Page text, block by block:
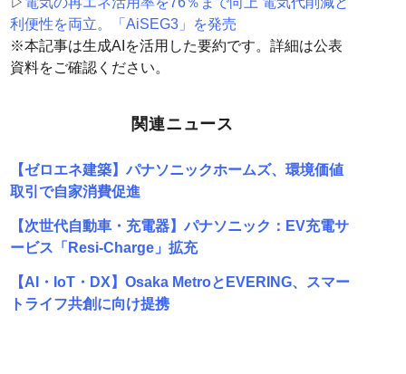
利便性を両立。「AiSEG3」を発売
※本記事は生成AIを活用した要約です。詳細は公表
資料をご確認ください。
関連ニュース
【ゼロエネ建築】パナソニックホームズ、環境価値
取引で自家消費促進
【次世代自動車・充電器】パナソニック：EV充電サ
ービス「Resi-Charge」拡充
【AI・IoT・DX】Osaka MetroとEVERING、スマー
トライフ共創に向け提携